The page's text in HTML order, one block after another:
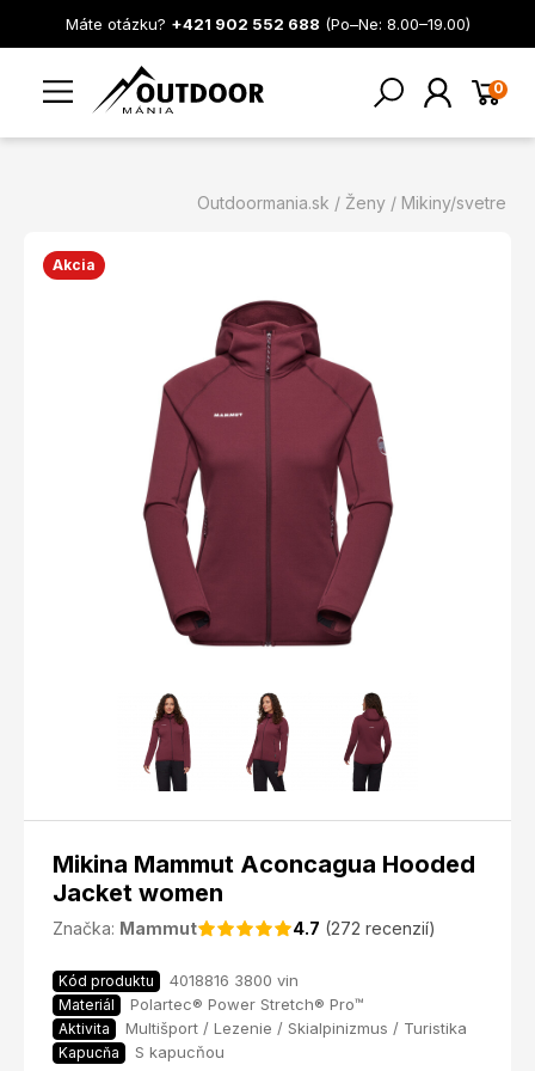
Máte otázku? +421 902 552 688 (Po–Ne: 8.00–19.00)
0
Outdoormania.sk Ženy Mikiny/svetre
Akcia
Mikina Mammut Aconcagua Hooded
Jacket women
Značka: Mammut 4.7 (272 recenzií)
Kód produktu 4018816 3800 vin
Materiál Polartec® Power Stretch® Pro™
Aktivita Multišport / Lezenie / Skialpinizmus / Turistika
Kapucňa S kapucňou